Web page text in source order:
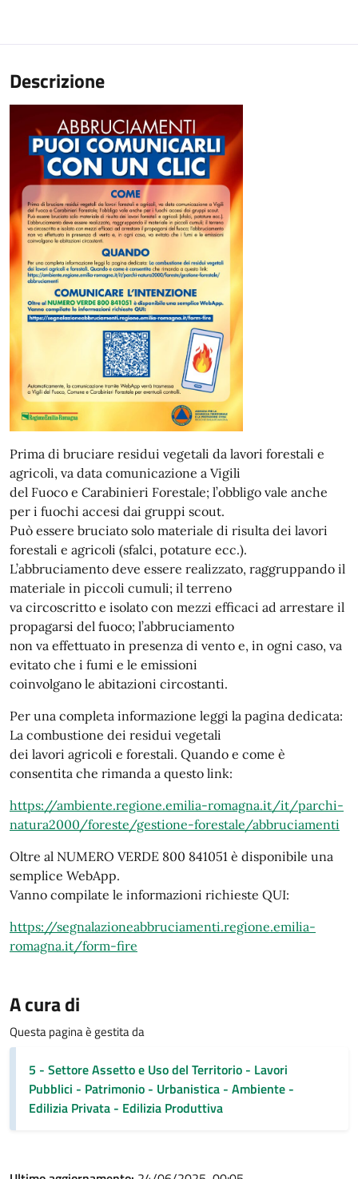
Descrizione
Prima di bruciare residui vegetali da lavori forestali e
agricoli, va data comunicazione a Vigili
del Fuoco e Carabinieri Forestale; l’obbligo vale anche
per i fuochi accesi dai gruppi scout.
Può essere bruciato solo materiale di risulta dei lavori
forestali e agricoli (sfalci, potature ecc.).
L’abbruciamento deve essere realizzato, raggruppando il
materiale in piccoli cumuli; il terreno
va circoscritto e isolato con mezzi efficaci ad arrestare il
propagarsi del fuoco; l’abbruciamento
non va effettuato in presenza di vento e, in ogni caso, va
evitato che i fumi e le emissioni
coinvolgano le abitazioni circostanti.
Per una completa informazione leggi la pagina dedicata:
La combustione dei residui vegetali
dei lavori agricoli e forestali. Quando e come è
consentita che rimanda a questo link:
https://ambiente.regione.emilia-romagna.it/it/parchi-
natura2000/foreste/gestione-forestale/abbruciamenti
Oltre al NUMERO VERDE 800 841051 è disponibile una
semplice WebApp.
Vanno compilate le informazioni richieste QUI:
https://segnalazioneabbruciamenti.regione.emilia-
romagna.it/form-fire
A cura di
Questa pagina è gestita da
5 - Settore Assetto e Uso del Territorio - Lavori
Pubblici - Patrimonio - Urbanistica - Ambiente -
Edilizia Privata - Edilizia Produttiva